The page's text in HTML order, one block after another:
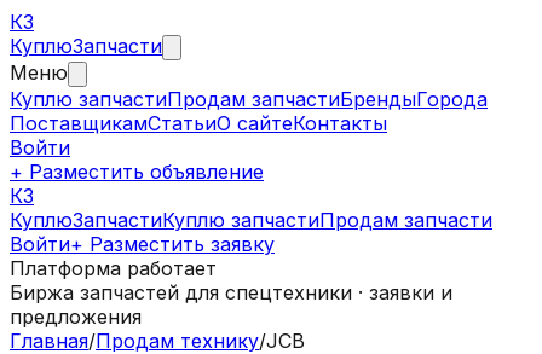
КЗ
КуплюЗапчасти
Меню
Куплю запчастиПродам запчастиБрендыГорода
ПоставщикамСтатьиО сайтеКонтакты
Войти
+ Разместить объявление
КЗ
КуплюЗапчастиКуплю запчастиПродам запчасти
Войти+ Разместить заявку
Платформа работает
Биржа запчастей для спецтехники · заявки и
предложения
Главная/Продам технику/JCB